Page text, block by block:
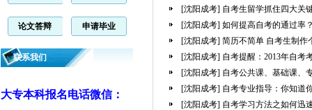
论文答辩 申请毕业
联系我们
大专本科报名电话微信：
[沈阳成考] 自考生留学抓住四大关
[沈阳成考] 如何提高自考的通过率
[沈阳成考] 简历不简单 自考生制作
[沈阳成考] 自考提醒：2013年自考
[沈阳成考] 自考公共课、基础课、
[沈阳成考] 自考专业指导：你知道
[沈阳成考] 自考学习方法之如何迅